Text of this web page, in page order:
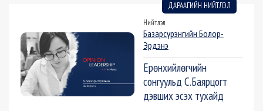
ДАРААГИЙН НИЙТЛЭЛ
Нийтлэл
Базарсүрэнгийн Болор-
Эрдэнэ
Ерөнхийлөгчийн
сонгуульд С.Баярцогт
дэвших эсэх тухайд